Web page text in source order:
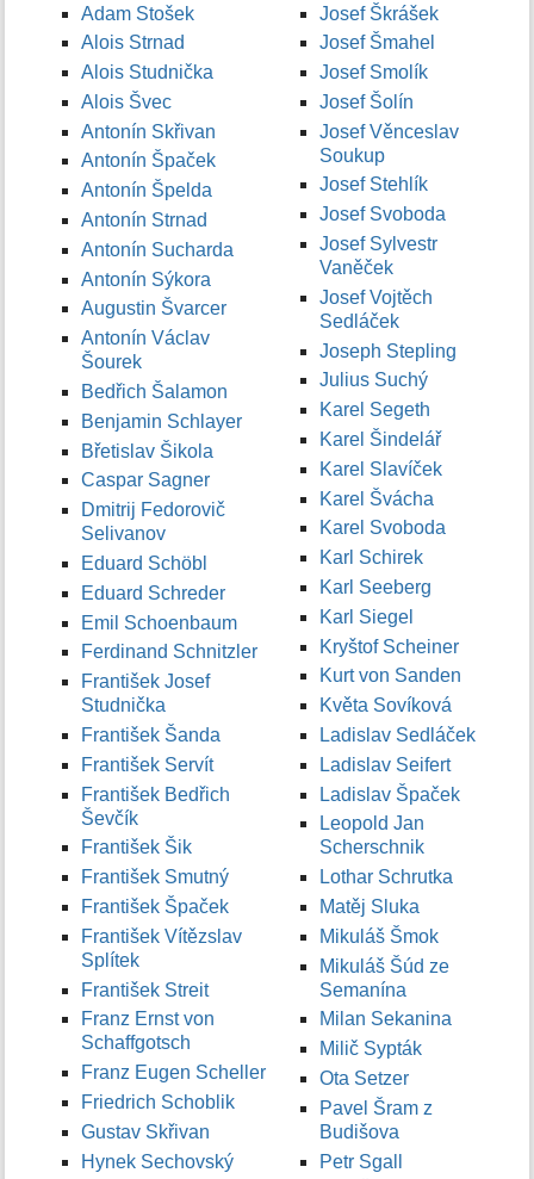
Adam Stošek
Alois Strnad
Alois Studnička
Alois Švec
Antonín Skřivan
Antonín Špaček
Antonín Špelda
Antonín Strnad
Antonín Sucharda
Antonín Sýkora
Augustin Švarcer
Antonín Václav
Šourek
Bedřich Šalamon
Benjamin Schlayer
Břetislav Šikola
Caspar Sagner
Dmitrij Fedorovič
Selivanov
Eduard Schöbl
Eduard Schreder
Emil Schoenbaum
Ferdinand Schnitzler
František Josef
Studnička
František Šanda
František Servít
František Bedřich
Ševčík
František Šik
František Smutný
František Špaček
František Vítězslav
Splítek
František Streit
Franz Ernst von
Schaffgotsch
Franz Eugen Scheller
Friedrich Schoblik
Gustav Skřivan
Hynek Sechovský
Josef Škrášek
Josef Šmahel
Josef Smolík
Josef Šolín
Josef Věnceslav
Soukup
Josef Stehlík
Josef Svoboda
Josef Sylvestr
Vaněček
Josef Vojtěch
Sedláček
Joseph Stepling
Julius Suchý
Karel Segeth
Karel Šindelář
Karel Slavíček
Karel Švácha
Karel Svoboda
Karl Schirek
Karl Seeberg
Karl Siegel
Kryštof Scheiner
Kurt von Sanden
Květa Sovíková
Ladislav Sedláček
Ladislav Seifert
Ladislav Špaček
Leopold Jan
Scherschnik
Lothar Schrutka
Matěj Sluka
Mikuláš Šmok
Mikuláš Šúd ze
Semanína
Milan Sekanina
Milič Sypták
Ota Setzer
Pavel Šram z
Budišova
Petr Sgall